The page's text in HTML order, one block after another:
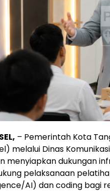
– Pemerintah Kota
melalui Dinas
menyiapkan dukungan
pelaksanaan
AI) dan coding bagi